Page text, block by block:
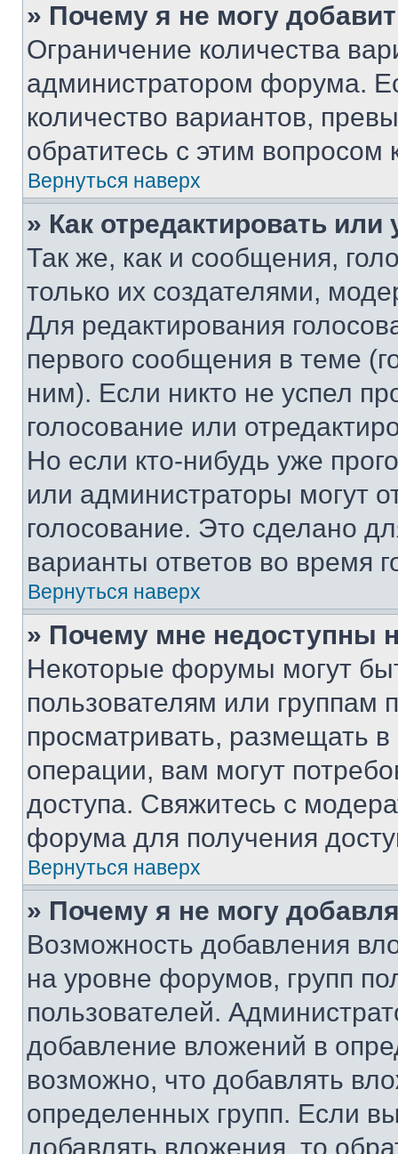
» Почему я не могу
Ограничение количества
администратором форума.
количество вариантов,
обратитесь с этим вопросом
Вернуться наверх
» Как отредактировать
Так же, как и сообщения,
только их создателями,
Для редактирования
первого сообщения в теме
ним). Если никто не успел
голосование или
Но если кто-нибудь уже
или администраторы могут
голосование. Это сделано
варианты ответов во время
Вернуться наверх
» Почему мне недоступны
Некоторые форумы могут
пользователям или группам
просматривать, размещать
операции, вам могут
доступа. Свяжитесь с
форума для получения
Вернуться наверх
» Почему я не могу
Возможность добавления
на уровне форумов, групп
пользователей.
добавление вложений в
возможно, что добавлять
определенных групп. Если
добавлять вложения, то